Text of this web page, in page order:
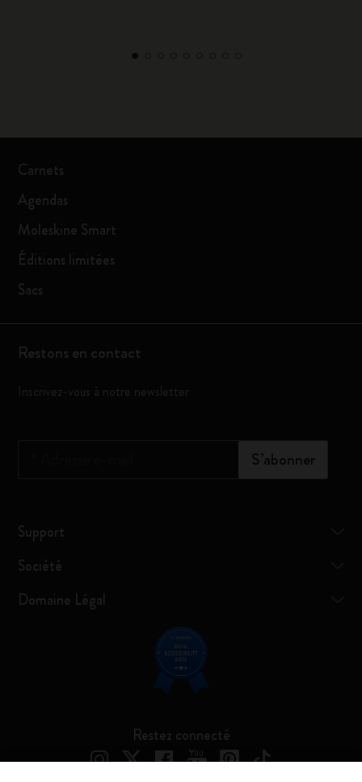
Carnets
Agendas
Moleskine Smart
Éditions limitées
Sacs
Restons en contact
Inscrivez-vous à notre newsletter
S’abonner
Support
Société
Domaine Légal
Restez connecté